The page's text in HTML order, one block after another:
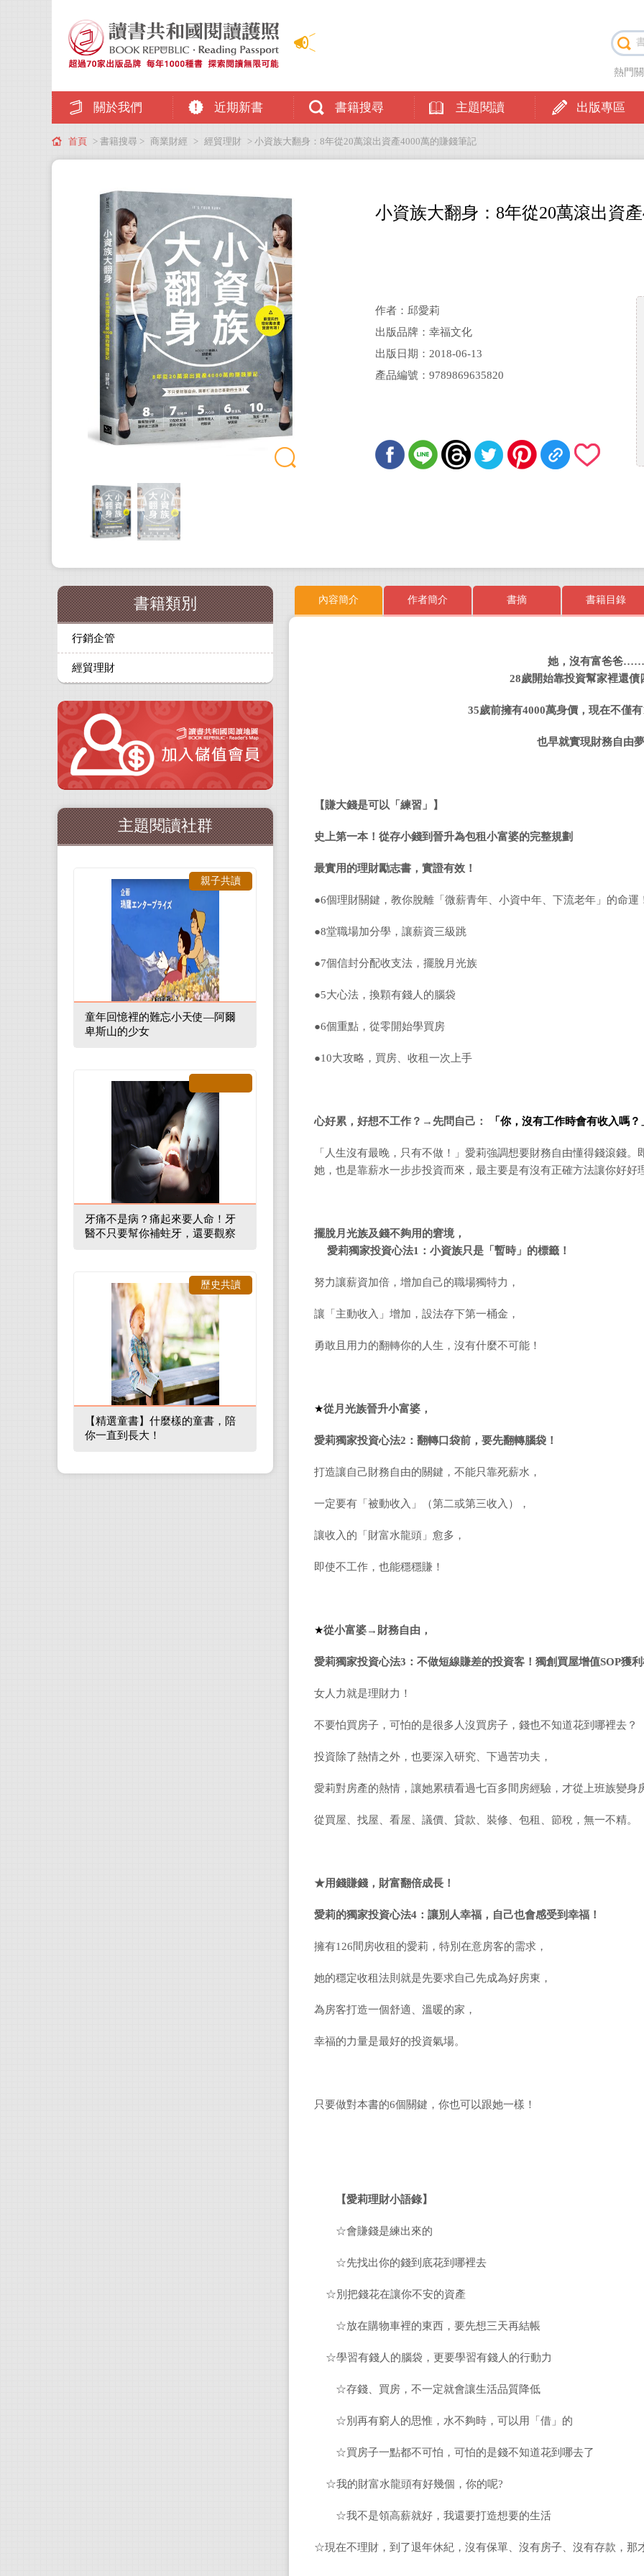
關於我們 近期新書 書籍搜尋 主題閱讀 出版專區
熱門
首頁 > 書籍搜尋 > 商業財經 > 經貿理財 > 小資族大翻身：8年從20萬滾出資產4000萬的賺錢筆記
小資族大翻身：8年從20萬滾出資
作者：邱愛莉
出版品牌：幸福文化
出版日期：2018-06-13
產品編號：9789869635820
內容簡介 作者簡介 書摘 書籍目錄
她，沒有富爸爸……
28歲開始靠投資幫家裡還債
35歲前擁有4000萬身價，現在不僅有
也早就實現財務自由夢
【賺大錢是可以「練習」】
史上第一本！從存小錢到晉升為包租小富婆的完整規劃
最實用的理財勵志書，實證有效！
●6個理財關鍵，教你脫離「微薪青年、小資中年、下流老年」的命運
●8堂職場加分學，讓薪資三級跳
●7個信封分配收支法，擺脫月光族
●5大心法，換顆有錢人的腦袋
●6個重點，從零開始學買房
●10大攻略，買房、收租一次上手
心好累，好想不工作？ →先問自己： 「你，沒有工作時會有收入嗎？
「人生沒有最晚，只有不做！」愛莉強調想要財務自由懂得錢滾錢
她，也是靠薪水一步步投資而來，最主要是有沒有正確方法讓你好好
擺脫月光族及錢不夠用的窘境，
愛莉獨家投資心法1 ：小資族只是「暫時」的標籤！
努力讓薪資加倍，增加自己的職場獨特力，
讓「主動收入」增加，設法存下第一桶金，
勇敢且用力的翻轉你的人生，沒有什麼不可能！
★從月光族晉升小富婆，
愛莉獨家投資心法2 ：翻轉口袋前，要先翻轉腦袋！
打造讓自己財務自由的關鍵，不能只靠死薪水，
一定要有「被動收入」（第二或第三收入），
讓收入的「財富水龍頭」愈多，
即使不工作，也能穩穩賺！
★從小富婆→ 財務自由，
愛莉獨家投資心法3 ：不做短線賺差的投資客！獨創買屋增值SOP獲利
女人力就是理財力！
不要怕買房子，可怕的是很多人沒買房子，錢也不知道花到哪裡去？
投資除了熱情之外，也要深入研究、下過苦功夫，
愛莉對房產的熱情，讓她累積看過七百多間房經驗，才從上班族變身
從買屋、找屋、看屋、議價、貸款、裝修、包租、節稅，無一不精。
★用錢賺錢，財富翻倍成長！
愛莉的獨家投資心法4 ：讓別人幸福，自己也會感受到幸福！
擁有126間房收租的愛莉，特別在意房客的需求，
她的穩定收租法則就是先要求自己先成為好房東，
為房客打造一個舒適、溫暖的家，
幸福的力量是最好的投資氣場。
只要做對本書的6個關鍵，你也可以跟她一樣！
【愛莉理財小語錄】
☆會賺錢是練出來的
☆先找出你的錢到底花到哪裡去
☆別把錢花在讓你不安的資產
☆放在購物車裡的東西，要先想三天再結帳
☆學習有錢人的腦袋，更要學習有錢人的行動力
☆存錢、買房，不一定就會讓生活品質降低
☆別再有窮人的思惟，水不夠時，可以用「借」的
☆買房子一點都不可怕，可怕的是錢不知道花到哪去了
☆我的財富水龍頭有好幾個，你的呢?
☆我不是領高薪就好，我還要打造想要的生活
☆現在不理財，到了退年休紀，沒有保單、沒有房子、沒有存款，那
書籍類別
行銷企管
經貿理財
主題閱讀社群
童年回憶裡的難忘小天使—阿爾
卑斯山的少女
親子共讀
牙痛不是病？痛起來要人命！牙
醫不只要幫你補蛀牙，還要觀察
【精選童書】什麼樣的童書，陪
你一直到長大！
歷史共讀